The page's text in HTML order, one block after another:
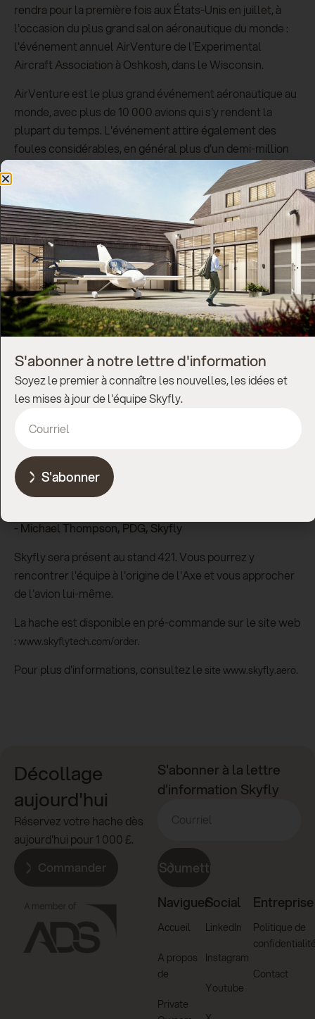
rendra pour la première fois aux États-Unis en juillet, à
l'occasion du plus grand salon aéronautique du monde :
l'événement annuel AirVenture de l'Experimental
Aircraft Association à Oshkosh, dans le Wisconsin.
AirVenture est le plus grand événement aéronautique au
monde, avec plus de 10 000 avions qui s'y rendent la
plupart du temps. L'événement attire également des
foules considérables, en général plus d'un demi-million
de spectateurs venus de plus de 90 pays, ainsi que 800
membres des médias et un nombre similaire d'exposants
commerciaux.
Réputé pour présenter les toutes dernières technologies
en matière d'aviation générale, AirVenture est depuis
longtemps considéré comme l'un des événements
incontournables pour les pilotes privés du monde entier.
"Je suis très enthousiaste à l'idée d'emmener notre avion
à l'EAA AirVenture d'Oshkosh, qui est de loin le plus
grand salon aéronautique du monde. Il s'agit d'une étape
importante pour notre équipe et notre technologie. Je
suis encore plus fier d'annoncer que, si nous recevons
notre permis d'expérimentation à temps, l'avion volera au
salon. Le fait de ne pas se contenter d'exposer mais de
en action, et pas seulement en exposition statique. C'est
un témoignage fort du chemin parcouru et de la direction
que nous prenons".
- Michael Thompson, PDG, Skyfly
Skyfly sera présent au stand 421. Vous pourrez y
rencontrer l'équipe à l'origine de l'Axe et vous approcher
de l'avion lui-même.
La hache est disponible en pré-commande sur le site web
: www.skyflytech.com/order.
Pour plus d'informations, consultez le site www.skyfly.aero.
Décollage
aujourd'hui
Réservez votre hache dès
aujourd'hui pour 1 000 £.
Commander
S'abonner à la lettre
d'information Skyfly
Soumettre
Naviguer
Accueil
A propos
de
Private
Social
LinkedIn
Instagram
Youtube
Entreprise
Politique de
Contact
S'abonner à notre lettre d'information
Soyez le premier à connaître les nouvelles, les idées et
les mises à jour de l'équipe Skyfly.
S'abonner